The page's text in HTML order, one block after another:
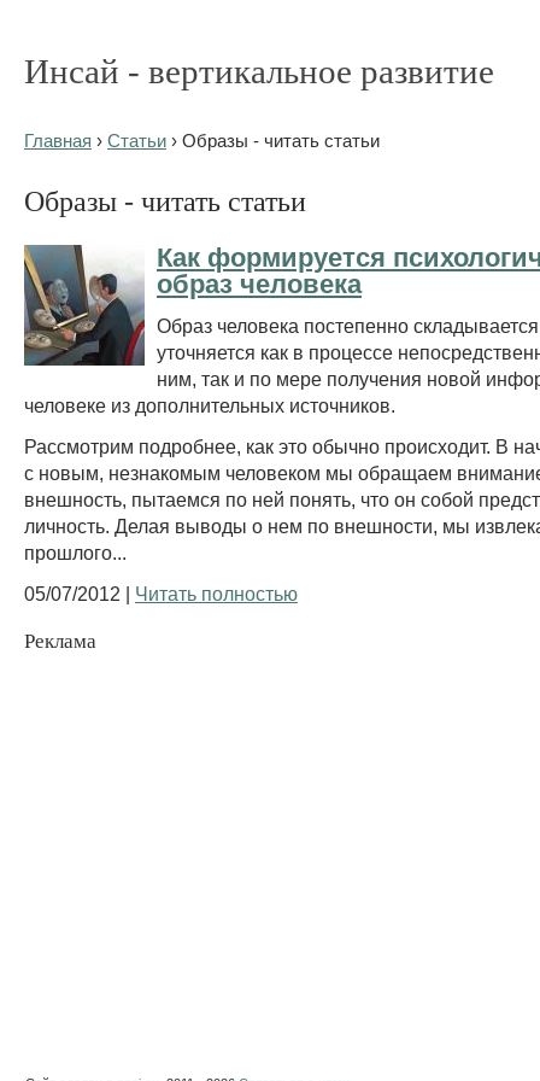
Инсай - вертикальное развитие
Главная › Статьи › Образы - читать статьи
Образы - читать статьи
Как формируется
образ человека
Образ человека постепенно
уточняется как в процессе
ним, так и по мере получения новой
человеке из дополнительных источников.
Рассмотрим подробнее, как это обычно происходит. В
с новым, незнакомым человеком мы обращаем
внешность, пытаемся по ней понять, что он собой
личность. Делая выводы о нем по внешности, мы
прошлого...
05/07/2012 | Читать полностью
Реклама